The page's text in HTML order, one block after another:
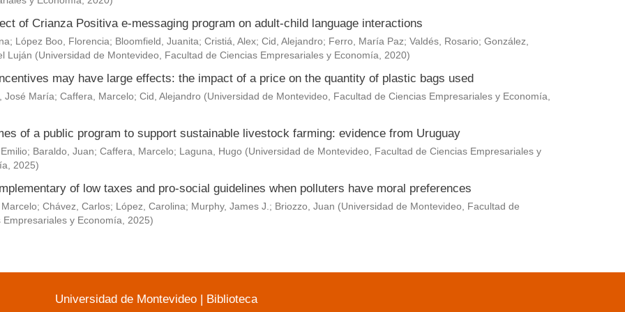
of Crianza Positiva e-messaging program on adult-child language interactions
; López Boo, Florencia; Bloomfield, Juanita; Cristiá, Alex; Cid, Alejandro; Ferro, María Paz; Valdés, Rosario; González,
Luján (Universidad de Montevideo, Facultad de Ciencias Empresariales y Economía, 2020)
may have large effects: the impact of a price on the quantity of plastic bags used
José María; Caffera, Marcelo; Cid, Alejandro (Universidad de Montevideo, Facultad de Ciencias Empresariales y Economía,
of a public program to support sustainable livestock farming: evidence from Uruguay
; Baraldo, Juan; Caffera, Marcelo; Laguna, Hugo (Universidad de Montevideo, Facultad de Ciencias Empresariales y
, 2025)
of low taxes and pro-social guidelines when polluters have moral preferences
; Chávez, Carlos; López, Carolina; Murphy, James J.; Briozzo, Juan (Universidad de Montevideo, Facultad de
Empresariales y Economía, 2025)
Universidad de Montevideo | Biblioteca